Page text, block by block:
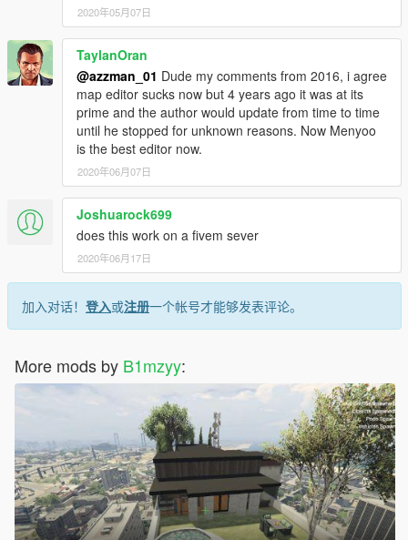
2020年05月07日
TaylanOran
@azzman_01 Dude my comments from 2016, i agree
map editor sucks now but 4 years ago it was at its
prime and the author would update from time to time
until he stopped for unknown reasons. Now Menyoo
is the best editor now.
2020年06月07日
Joshuarock699
does this work on a fivem sever
2020年06月17日
加入对话！ 登入或注册一个帐号才能够发表评论。
More mods by B1mzyy: